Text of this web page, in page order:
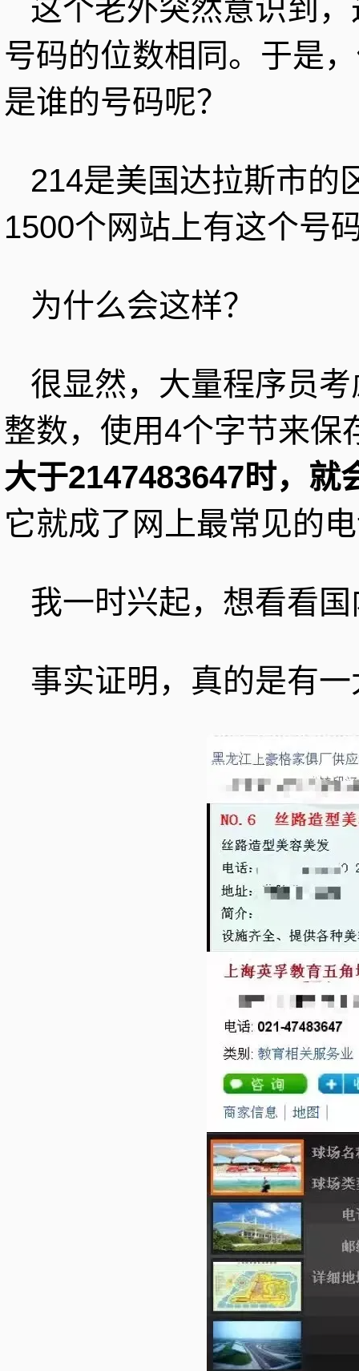
这个老外突然意识到
号码的位数相同。于是
是谁的号码呢？
214是美国达拉斯市的
1500个网站上有这个号
为什么会这样？
很显然，大量程序员
整数，使用4个字节来保
大于2147483647时，就
它就成了网上最常见的
我一时兴起，想看看
事实证明，真的是有